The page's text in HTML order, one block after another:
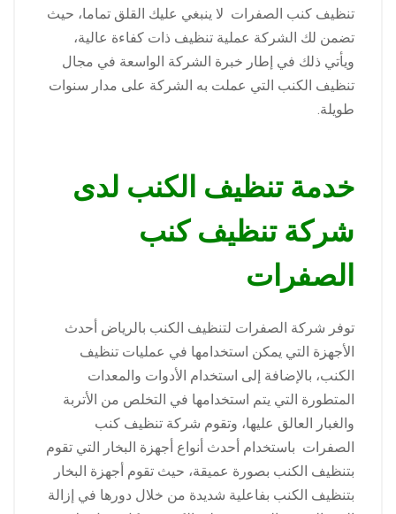
تنظيف كنب الصفرات لا ينبغي عليك القلق تماما، حيث
تضمن لك الشركة عملية تنظيف ذات كفاءة عالية،
ويأتي ذلك في إطار خبرة الشركة الواسعة في مجال
تنظيف الكنب التي عملت به الشركة على مدار سنوات
طويلة.
خدمة تنظيف الكنب لدى
شركة تنظيف كنب
الصفرات
توفر شركة الصفرات لتنظيف الكنب بالرياض أحدث
الأجهزة التي يمكن استخدامها في عمليات تنظيف
الكنب، بالإضافة إلى استخدام الأدوات والمعدات
المتطورة التي يتم استخدامها في التخلص من الأتربة
والغبار العالق عليها، وتقوم شركة تنظيف كنب
الصفرات باستخدام أحدث أنواع أجهزة البخار التي تقوم
بتنظيف الكنب بصورة عميقة، حيث تقوم أجهزة البخار
بتنظيف الكنب بفاعلية شديدة من خلال دورها في إزالة